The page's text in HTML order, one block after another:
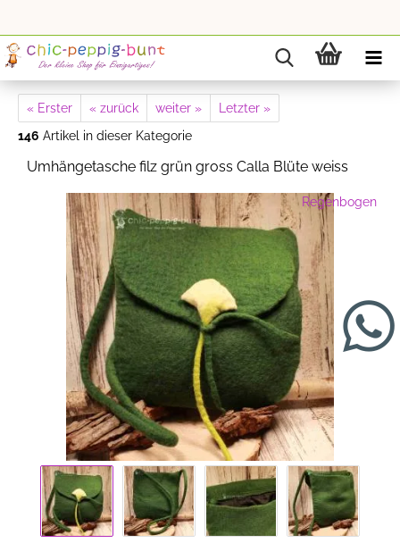
« Erster « zurück weiter »
Letzter »
146 Artikel in dieser Kategorie
Umhängetasche filz grün gross Calla Blüte weiss
Regenbogen